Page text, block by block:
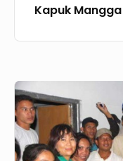
Kapuk
Pendistribusian
Bantuan
Banjir
Bagian